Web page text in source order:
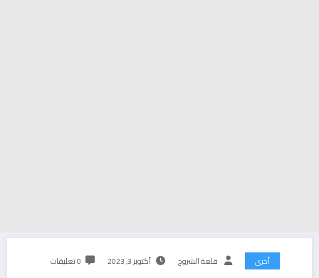
أخرى قلعة الشروح أكتوبر 3, 2023 0 تعليقات